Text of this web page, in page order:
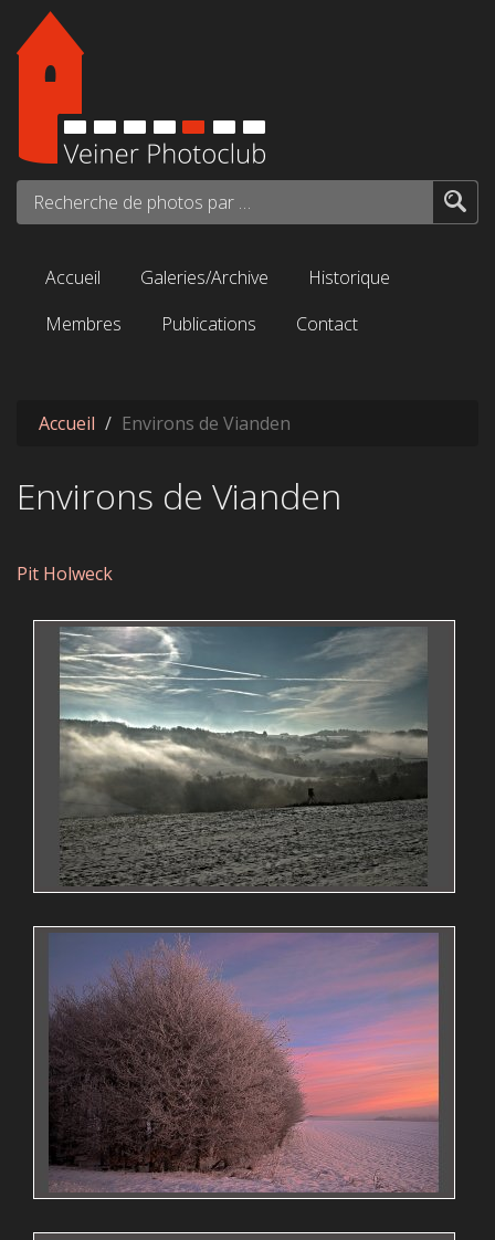
Aller au contenu principal
Recherche de photos par mots-clés...
Accueil Galeries/Archive
Historique
Membres
Publications Contact
Accueil Environs de Vianden
Environs de Vianden
Pit Holweck